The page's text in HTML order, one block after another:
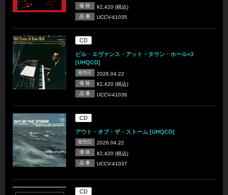
価 格 ¥2,420 (税込)
品 番 UCCV-41035
CD
ビル・エヴァンス・アット・タウン・ホール+3
[UHQCD]
発売日 2026.04.22
価 格 ¥2,420 (税込)
品 番 UCCV-41036
CD
アウト・オブ・ザ・ストーム [UHQCD]
発売日 2026.04.22
価 格 ¥2,420 (税込)
品 番 UCCV-41037
CD